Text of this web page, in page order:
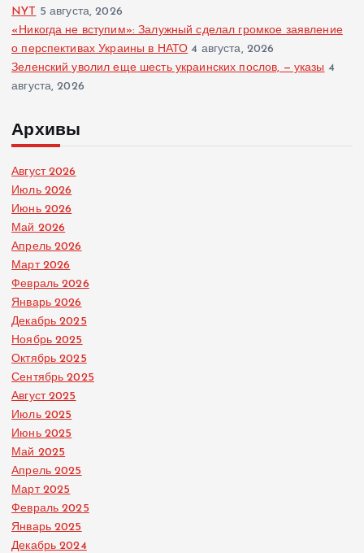
NYT 5 августа, 2026
«Никогда не вступим»: Залужный сделал громкое заявление
о перспективах Украины в НАТО 4 августа, 2026
Зеленский уволил еще шесть украинских послов, — указы 4
августа, 2026
Архивы
Август 2026
Июль 2026
Июнь 2026
Май 2026
Апрель 2026
Март 2026
Февраль 2026
Январь 2026
Декабрь 2025
Ноябрь 2025
Октябрь 2025
Сентябрь 2025
Август 2025
Июль 2025
Июнь 2025
Май 2025
Апрель 2025
Март 2025
Февраль 2025
Январь 2025
Декабрь 2024